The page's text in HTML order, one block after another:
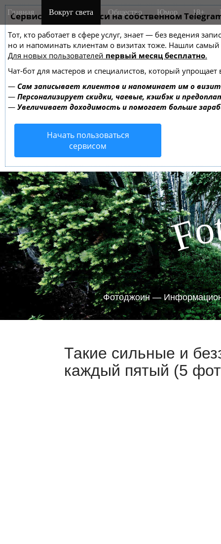
Сервис онлайн-записи на собственном
Тот, кто работает в сфере услуг, знает — без ведения
но и напоминать клиентам о визитах тоже. Нашли
Для новых пользователей первый месяц бесплатно.
Чат-бот для мастеров и специалистов, который упрощает
— Сам записывает клиентов и напоминает им о
— Персонализирует скидки, чаевые, кэшбэк и
— Увеличивает доходимость и помогает больше
Начать пользоваться
сервисом
M
a
n
m
e
n
u
i
Главная Вокруг света Общество Юмор 18+
Fo
Фотоджоин —
Такие сильные и
каждый пятый (5